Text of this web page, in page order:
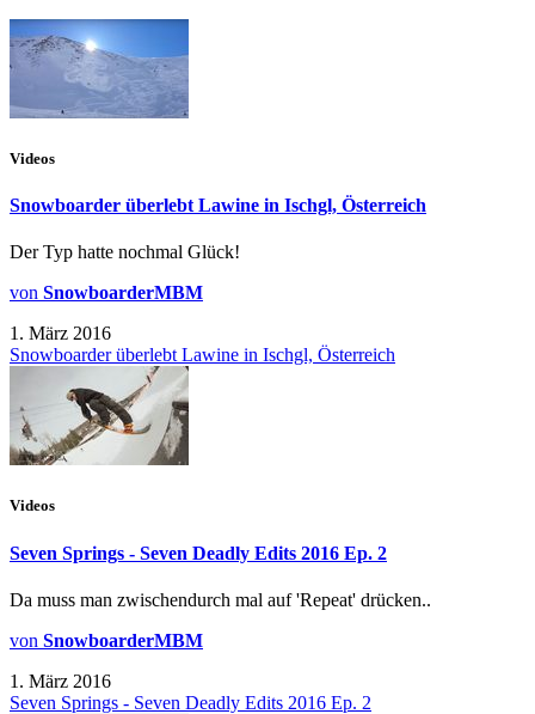
Videos
Snowboarder überlebt Lawine in Ischgl, Österreich
Der Typ hatte nochmal Glück!
von SnowboarderMBM
1. März 2016
Snowboarder überlebt Lawine in Ischgl, Österreich
Videos
Seven Springs - Seven Deadly Edits 2016 Ep. 2
Da muss man zwischendurch mal auf 'Repeat' drücken..
von SnowboarderMBM
1. März 2016
Seven Springs - Seven Deadly Edits 2016 Ep. 2